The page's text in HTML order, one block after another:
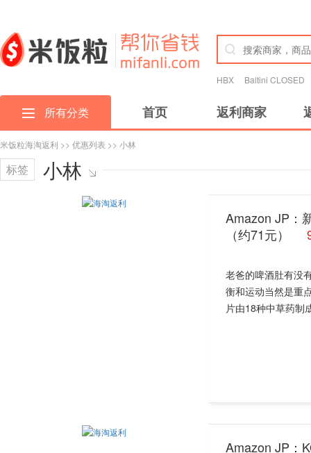
HBX Baltini CLOSED
所有分类 首页 返利商家
米饭粒海淘返利 >> 优惠列表 >> 小林
标签 小林
Amazon JP：
（约71元）
老爸的啤酒肚有没
衡和运动当然是重
片由18种中草药制
Amazon JP：